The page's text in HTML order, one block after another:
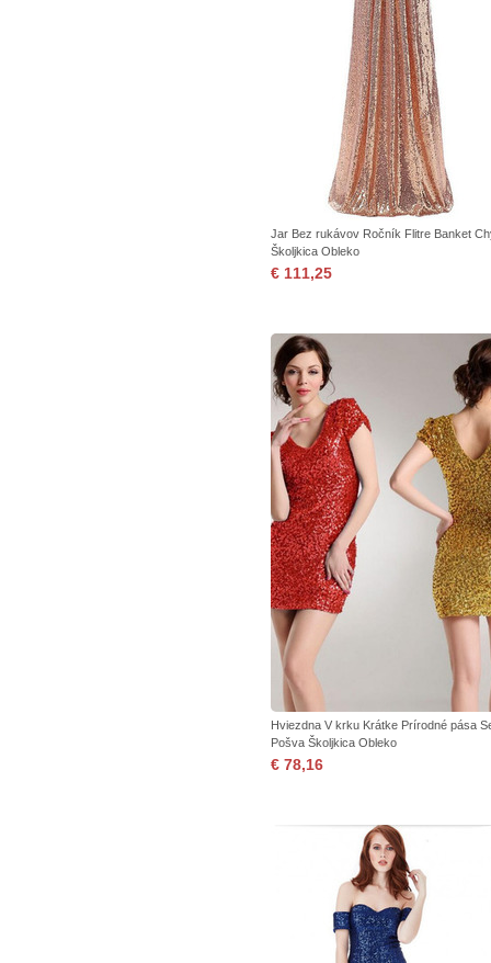
Jar Bez rukávov Ročník Flitre Banket
Školjkica Obleko
€ 111,25
Hviezdna V krku Krátke Prírodné pása
Pošva Školjkica Obleko
€ 78,16